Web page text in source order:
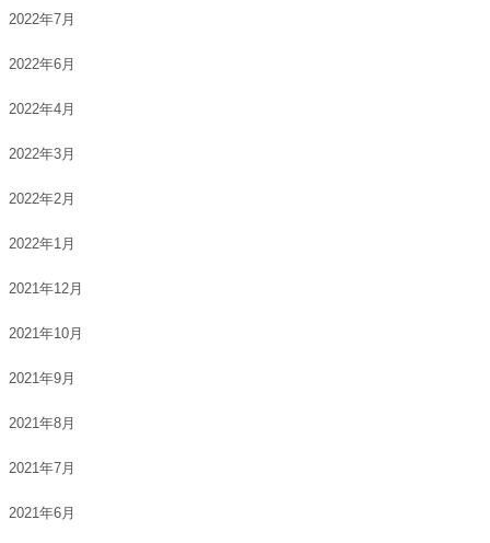
2022年7月
2022年6月
2022年4月
2022年3月
2022年2月
2022年1月
2021年12月
2021年10月
2021年9月
2021年8月
2021年7月
2021年6月